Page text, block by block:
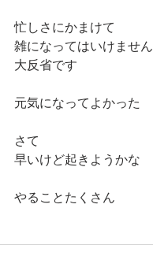
忙しさにかまけて
雑になってはいけません
大反省です
元気になってよかった
さて
早いけど起きようかな
やることたくさん